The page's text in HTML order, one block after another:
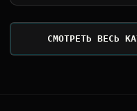
СМОТРЕТЬ ВЕСЬ